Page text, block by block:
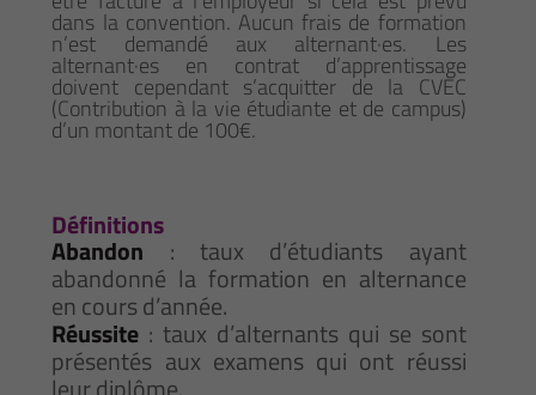
dans la convention. Aucun frais de formation
n’est demandé aux alternant·es. Les
alternant·es en contrat d’apprentissage
doivent cependant s’acquitter de la CVEC
(Contribution à la vie étudiante et de campus)
d’un montant de 100€.
Définitions
Abandon : taux d’étudiants ayant
abandonné la formation en alternance
en cours d’année.
Réussite : taux d’alternants qui se sont
présentés aux examens qui ont réussi